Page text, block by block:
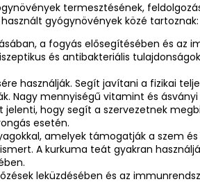
termesztésének,
gyógynövények közé tartoznak:
a fogyás elősegítésében és az
és antibakteriális
használják. Segít javítani a fizikai
Nagy mennyiségű vitamint és
hogy segít a szervezetnek
esetén.
amelyek támogatják a szem
A kurkuma teát gyakran
leküzdésében és az